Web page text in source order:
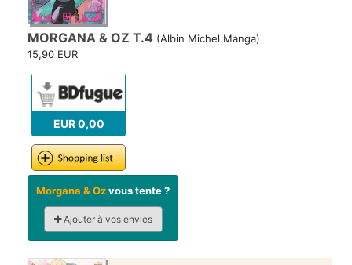
MORGANA & OZ T.4 (Albin Michel Manga)
15,90 EUR
EUR 0,00
Morgana & Ozvous tente ?
Ajouter à vos envies